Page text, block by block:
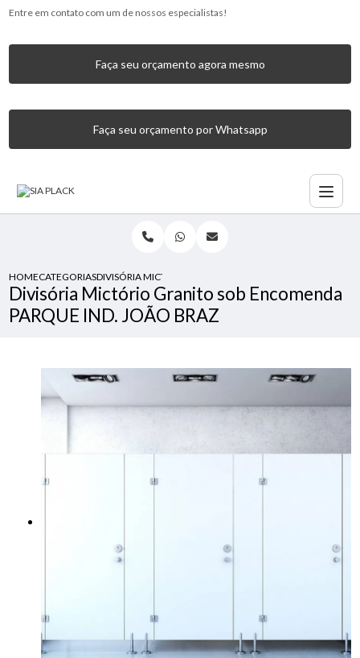
Entre em contato com um de nossos especialistas!
Faça seu orçamento agora mesmo
Faça seu orçamento por Whatsapp
HOMECATEGORIASDIVISÓRIA MICTÓRIO GRANITO SOB ENCOMENDA
Divisória Mictório Granito sob Encomenda
PARQUE IND. JOÃO BRAZ